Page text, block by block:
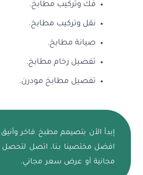
فك وتركيب مطابخ.
نقل وتركيب مطابخ.
صيانة مطابخ.
تفصيل رخام مطابخ.
تفصيل مطابخ مودرن.
إبدأ الأن بتصيمم مطبخ فاخر
افضل مختصينا بـنا، اتصل
مجانية أو عرض سعر مجاني.